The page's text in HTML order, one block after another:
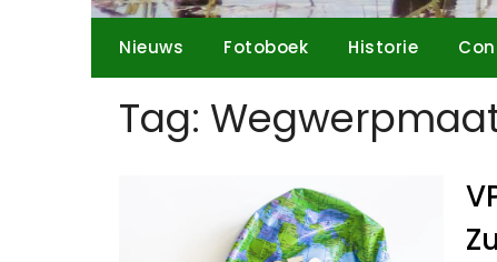
Nieuws Fotoboek Historie
Tag: